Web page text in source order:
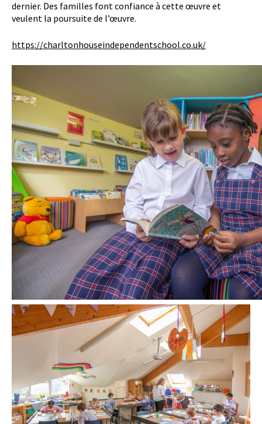
dernier. Des familles font confiance à cette œuvre et
veulent la poursuite de l’œuvre.
https://charltonhouseindependentschool.co.uk/